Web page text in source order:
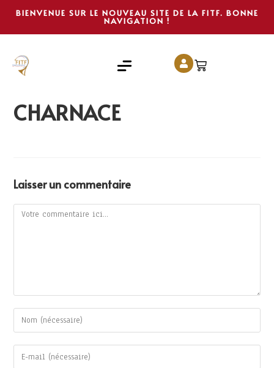
BIENVENUE SUR LE NOUVEAU SITE DE LA FITF. BONNE
NAVIGATION !
CHARNACE
Laisser un commentaire